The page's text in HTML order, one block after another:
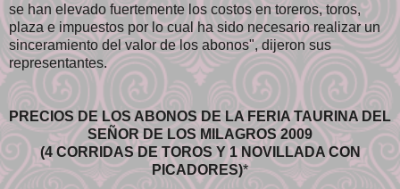
se han elevado fuertemente los costos en toreros, toros,
plaza e impuestos por lo cual ha sido necesario realizar un
sinceramiento del valor de los abonos", dijeron sus
representantes.
PRECIOS DE LOS ABONOS DE LA FERIA TAURINA DEL
SEÑOR DE LOS MILAGROS 2009
(4 CORRIDAS DE TOROS Y 1 NOVILLADA CON
PICADORES)*